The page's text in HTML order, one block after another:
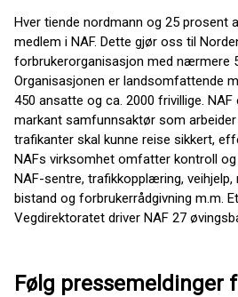
Hver tiende nordmann og 25 prosent
medlem i NAF. Dette gjør oss til
forbrukerorganisasjon med nærmere
Organisasjonen er landsomfattende
450 ansatte og ca. 2000 frivillige.
markant samfunnsaktør som
trafikanter skal kunne reise sikkert,
NAFs virksomhet omfatter kontroll
NAF-sentre, trafikkopplæring, veihjelp,
bistand og forbrukerrådgivning m.m.
Vegdirektoratet driver NAF 27
Følg pressemeldinger